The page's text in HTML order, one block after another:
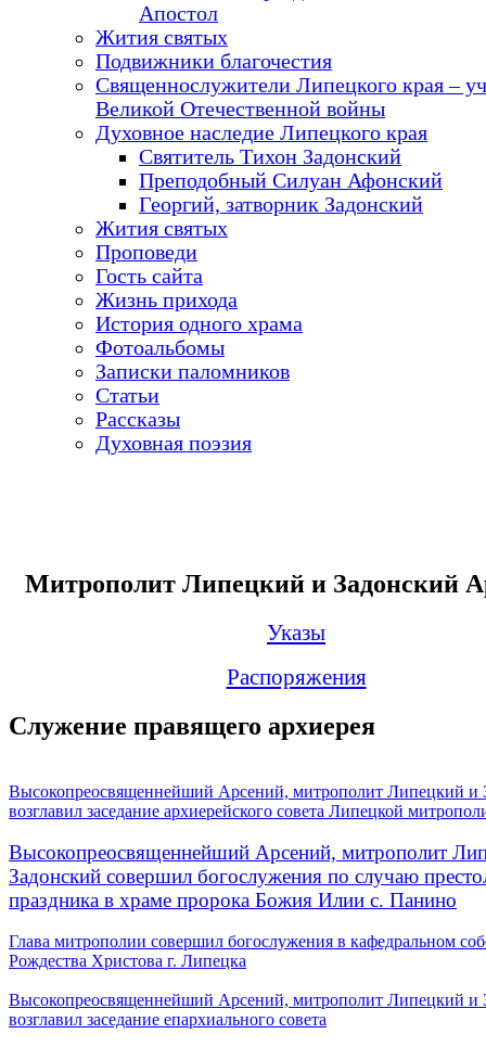
Апостол
Жития святых
Подвижники благочестия
Священнослужители Липецкого края –
Великой Отечественной войны
Духовное наследие Липецкого края
Святитель Тихон Задонский
Преподобный Силуан Афонский
Георгий, затворник Задонский
Жития святых
Проповеди
Гость сайта
Жизнь прихода
История одного храма
Фотоальбомы
Записки паломников
Статьи
Рассказы
Духовная поэзия
Митрополит Липецкий и Задонский
Указы
Распоряжения
Служение правящего архиерея
Высокопреосвященнейший Арсений, митрополит Липецкий и
возглавил заседание архиерейского совета Липецкой
Высокопреосвященнейший Арсений, митрополит
Задонский совершил богослужения по случаю
праздника в храме пророка Божия Илии с. Панино
Глава митрополии совершил богослужения в кафедральном
Рождества Христова г. Липецка
Высокопреосвященнейший Арсений, митрополит Липецкий и
возглавил заседание епархиального совета